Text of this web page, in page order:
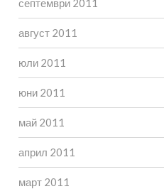
септември 2011
август 2011
юли 2011
юни 2011
май 2011
април 2011
март 2011